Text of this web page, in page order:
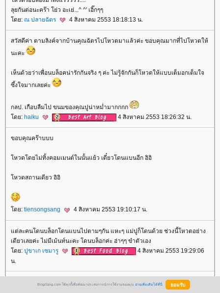
ลุยกันต่อนะคร๊า โย่ว อะเย่...^ ^' เอิ๊กๆๆ
ดย: ณ ปลายฉัตร 4 สิงหาคม 2553 18:18:13 น.
สวัสดีค่า ตามลิงค์จากบ้านคุณฉัตรไปโหวตมาแล้วค่ะ ขอบคุณมากที่ไปโหวตให้
นะคะ
เห็นด้วยว่าเพื่อนบล็อคน่ารักกันจริง ๆ ค่ะ ไม่รู้จักกันก็โหวตให้แบบเต็มอกเต็มใจ
ซึ้งใจมากเลยค่ะ
กลป. เกือบลืมไป ขนมของคุณปูน่าหม่ำมากกกก
ดย: haiku 4 สิงหาคม 2553 18:26:32 น.
ขอบคุณคร๊าบบบ
หวดโดยไม่ทิ้งคอมเมนต์ในนั้นแย้ว เดี๋ยวโดนแบนอีก อิอิ
หวดสถานเดียว อิอิ
ดย: tiensongsang 4 สิงหาคม 2553 19:10:17 น.
ต่ละคนโดนบล็อกโดนแบนไปตามๆกัน แหะๆ แม่ปูก็โดนด้วย ช่วงนี้โหวตอย่าง
เดียวเลยค่ะ ไม่มีเม้นท์นะคะ โดนบล็อกค่ะ ฮ่าๆๆ ขำตัวเอง
ดย: ปูขาเก เซมารู
4 สิงหาคม 2553 19:29:06
น.
เ่อ่อ...ฉัตรไม่โดนนะคะแม่ปู อิอิ
BlogGang.com ใช้คุกกี้เพื่อพัฒนาประสบการณ์การใช้งานของคุณ อ่านเพิ่มเติมได้ที่นี่